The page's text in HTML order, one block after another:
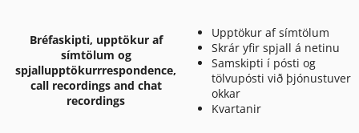
Bréfaskipti, upptökur af
símtölum og
spjallupptökurrrespondence,
call recordings and chat
recordings
Upptökur af símtölum
Skrár yfir spjall á netinu
Samskipti í pósti og
tölvupósti við þjónustuver
okkar
Kvartanir